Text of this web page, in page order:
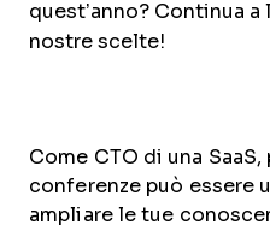
quest’anno? Continua
nostre scelte!
Come CTO di una
conferenze può essere
ampliare le tue